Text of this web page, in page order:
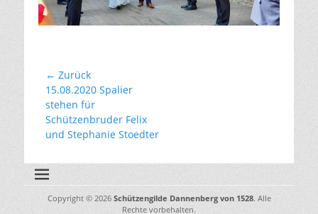
Beitragsnavigation
← Zurück
Vorhergehender
Beitrag:
15.08.2020 Spalier
stehen für
Schützenbruder Felix
und Stephanie Stoedter
Copyright © 2026 Schützengilde Dannenberg von 1528. Alle
Rechte vorbehalten.